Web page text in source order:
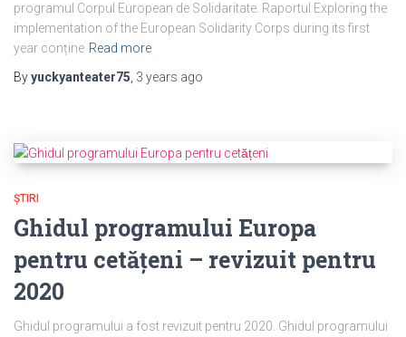
programul Corpul European de Solidaritate. Raportul Exploring the
implementation of the European Solidarity Corps during its first
year conține Read more
Byyuckyanteater75, 3 years ago
ȘTIRI
Ghidul programului Europa
pentru cetățeni – revizuit pentru
2020
Ghidul programului a fost revizuit pentru 2020. Ghidul programului